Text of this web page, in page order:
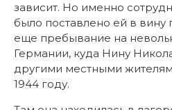
зависит. Но именно
было поставлено ей в
еще пребывание на
Германии, куда Нину
другими местными
1944 году.